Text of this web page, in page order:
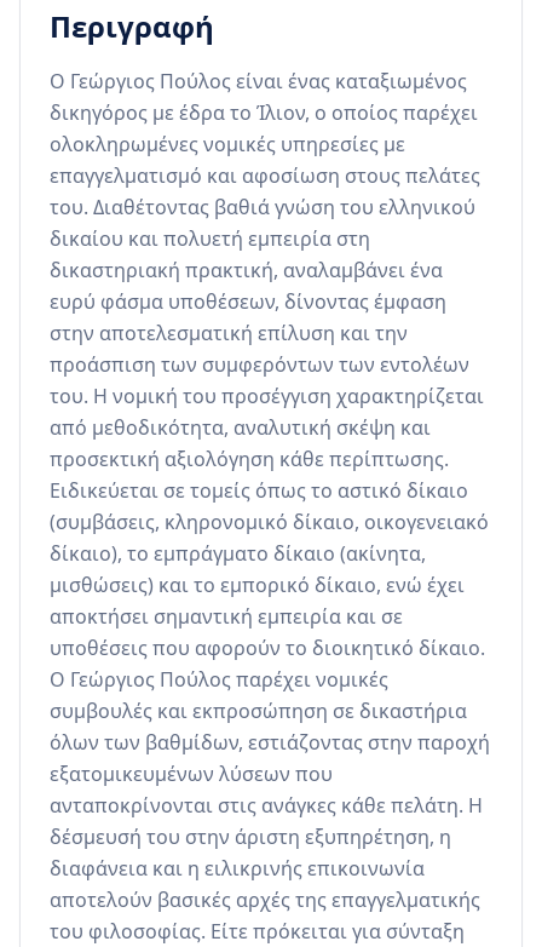
Περιγραφή
Ο Γεώργιος Πούλος είναι ένας καταξιωμένος
δικηγόρος με έδρα το Ίλιον, ο οποίος παρέχει
ολοκληρωμένες νομικές υπηρεσίες με
επαγγελματισμό και αφοσίωση στους πελάτες
του. Διαθέτοντας βαθιά γνώση του ελληνικού
δικαίου και πολυετή εμπειρία στη
δικαστηριακή πρακτική, αναλαμβάνει ένα
ευρύ φάσμα υποθέσεων, δίνοντας έμφαση
στην αποτελεσματική επίλυση και την
προάσπιση των συμφερόντων των εντολέων
του. Η νομική του προσέγγιση χαρακτηρίζεται
από μεθοδικότητα, αναλυτική σκέψη και
προσεκτική αξιολόγηση κάθε περίπτωσης.
Ειδικεύεται σε τομείς όπως το αστικό δίκαιο
(συμβάσεις, κληρονομικό δίκαιο, οικογενειακό
δίκαιο), το εμπράγματο δίκαιο (ακίνητα,
μισθώσεις) και το εμπορικό δίκαιο, ενώ έχει
αποκτήσει σημαντική εμπειρία και σε
υποθέσεις που αφορούν το διοικητικό δίκαιο.
Ο Γεώργιος Πούλος παρέχει νομικές
συμβουλές και εκπροσώπηση σε δικαστήρια
όλων των βαθμίδων, εστιάζοντας στην παροχή
εξατομικευμένων λύσεων που
ανταποκρίνονται στις ανάγκες κάθε πελάτη. Η
δέσμευσή του στην άριστη εξυπηρέτηση, η
διαφάνεια και η ειλικρινής επικοινωνία
αποτελούν βασικές αρχές της επαγγελματικής
του φιλοσοφίας. Είτε πρόκειται για σύνταξη